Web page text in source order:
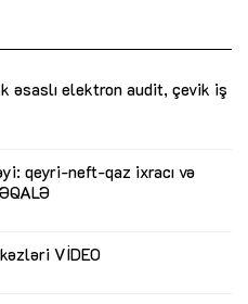
əsaslı elektron audit, çevik iş
qeyri-neft-qaz ixracı və
VİDEO